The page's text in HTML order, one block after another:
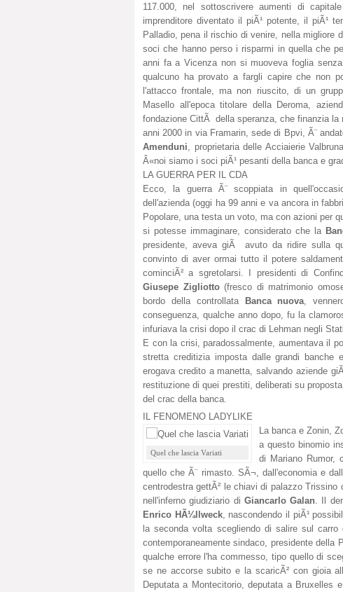
117.000, nel sottoscrivere aumenti di
imprenditore diventato il piÃ¹ potente, il piÃ¹
Palladio, pena il rischio di venire, nella migliore
soci che hanno perso i risparmi in quella che
anni fa a Vicenza non si muoveva foglia
qualcuno ha provato a fargli capire che non
l'attacco frontale, ma non riuscito, di un
Masello all'epoca titolare della Deroma,
fondazione CittÃ della speranza, che finanzia
anni 2000 in via Framarin, sede di Bpvi, Ã¨
Amenduni , proprietaria delle Acciaierie
Â«noi siamo i soci piÃ¹ pesanti della banca e
LA GUERRA PER IL CDA
Ecco, la guerra Ã¨ scoppiata in
dell'azienda (oggi ha 99 anni e va ancora in
Popolare, una testa un voto, ma con azioni per
si potesse immaginare, considerato che la
presidente, aveva giÃ avuto da ridire sulla
convinto di aver ormai tutto il potere
cominciÃ² a sgretolarsi. I presidenti di
Giusepe Zigliotto(fresco di matrimonio
bordo della controllata
Banca nuova ,
conseguenza, qualche anno dopo, fu la
infuriava la crisi dopo il crac di Lehman negli
E con la crisi, paradossalmente, aumentava il
stretta creditizia imposta dalle grandi banche
erogava credito a manetta, salvando aziende
restituzione di quei prestiti, deliberati su
del crac della banca.
IL FENOMENO LADYLIKE
Quel che lascia Variati
La banca e Zonin,
a questo binomio
di Mariano Rumor,
quello che Ã¨ rimasto. SÃ¬, dall'economia e
centrodestra gettÃ² le chiavi di palazzo Trissino
nell'inferno giudiziario di Giancarlo Galan . Il
Enrico HÃ¼llweck, nascondendo il piÃ¹
la seconda volta scegliendo di salire sul
contemporaneamente sindaco, presidente della
qualche errore l'ha commesso, tipo quello di
se ne accorse subito e la scaricÃ² con gioia
Deputata a Montecitorio, deputata a Bruxelles